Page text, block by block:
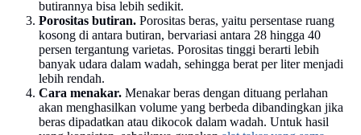
butirannya bisa lebih sedikit.
Porositas butiran. Porositas beras, yaitu persentase ruang
kosong di antara butiran, bervariasi antara 28 hingga 40
persen tergantung varietas. Porositas tinggi berarti lebih
banyak udara dalam wadah, sehingga berat per liter menjadi
lebih rendah.
Cara menakar. Menakar beras dengan dituang perlahan
akan menghasilkan volume yang berbeda dibandingkan jika
beras dipadatkan atau dikocok dalam wadah. Untuk hasil